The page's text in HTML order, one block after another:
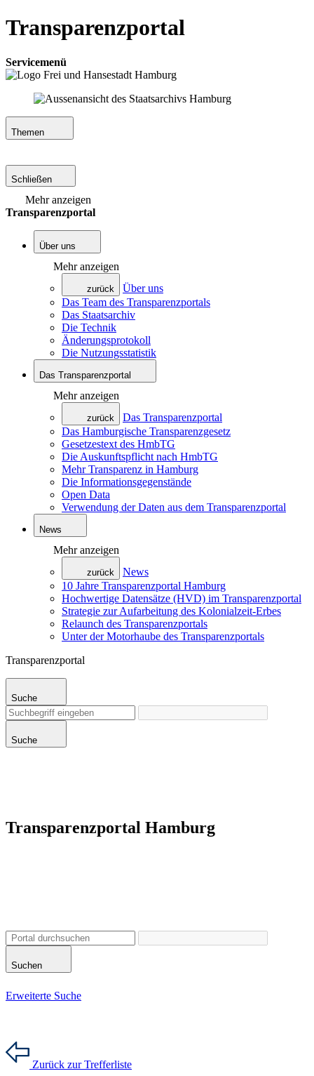
Transparenzportal
Servicemenü
Themen
Schließen
Mehr anzeigen
Transparenzportal
Über uns
Mehr anzeigen
zurück
Über uns
Das Team des Transparenzportals
Das Staatsarchiv
Die Technik
Änderungsprotokoll
Die Nutzungsstatistik
Das Transparenzportal
Mehr anzeigen
zurück
Das Transparenzportal
Das Hamburgische Transparenzgesetz
Gesetzestext des HmbTG
Die Auskunftspflicht nach HmbTG
Mehr Transparenz in Hamburg
Die Informationsgegenstände
Open Data
Verwendung der Daten aus dem Transparenzportal
News
Mehr anzeigen
zurück
News
10 Jahre Transparenzportal Hamburg
Hochwertige Datensätze (HVD) im Transparenzportal
Strategie zur Aufarbeitung des Kolonialzeit-Erbes
Relaunch des Transparenzportals
Unter der Motorhaube des Transparenzportals
Transparenzportal
Suche
Suche
Transparenzportal Hamburg
Suchen
Erweiterte Suche
Zurück zur Trefferliste